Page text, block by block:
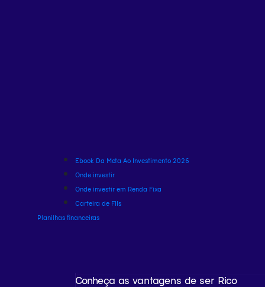
Ebook Da Meta Ao Investimento 2026
Onde investir
Onde investir em Renda Fixa
Carteira de FIIs
Planilhas financeiras
Conheça as vantagens de ser Rico